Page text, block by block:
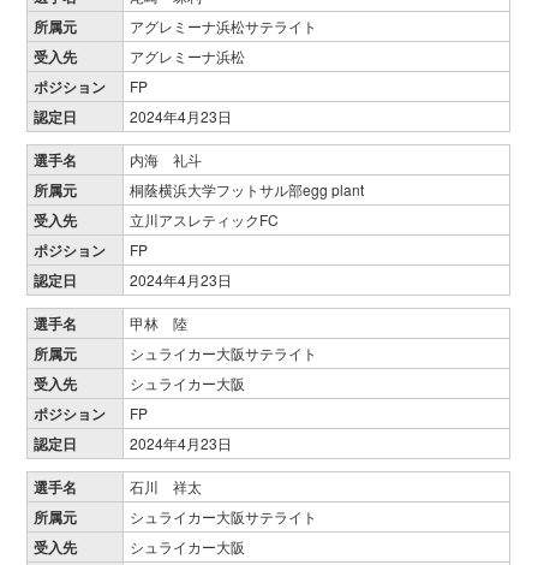
所属元 アグレミーナ浜松サテライト
受入先 アグレミーナ浜松
ポジション FP
認定日 2024年4月23日
選手名 内海 礼斗
所属元 桐蔭横浜大学フットサル部egg plant
受入先 立川アスレティックFC
ポジション FP
認定日 2024年4月23日
選手名 甲林 陸
所属元 シュライカー大阪サテライト
受入先 シュライカー大阪
ポジション FP
認定日 2024年4月23日
選手名 石川 祥太
所属元 シュライカー大阪サテライト
受入先 シュライカー大阪